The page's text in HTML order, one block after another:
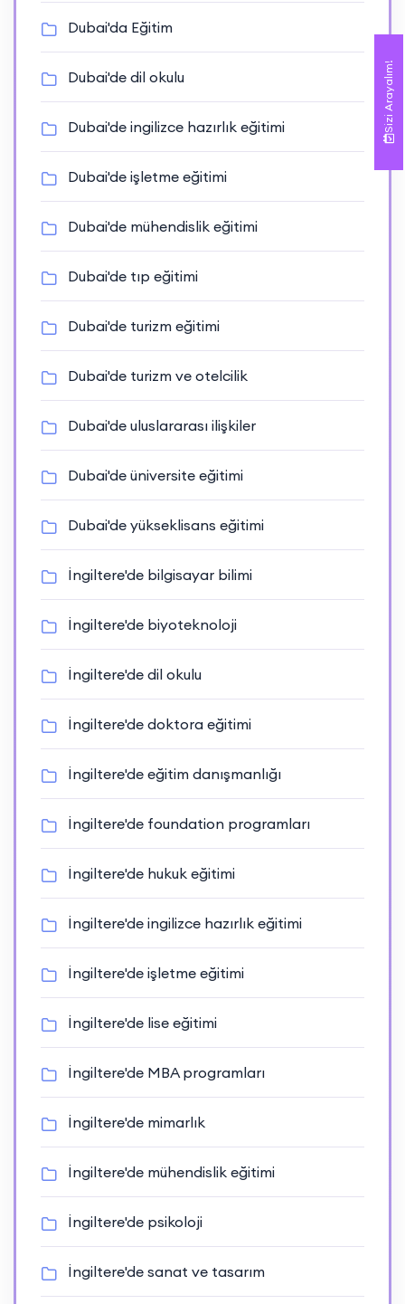
Dubai'da Eğitim
Dubai'de dil okulu
Dubai'de ingilizce hazırlık eğitimi
Dubai'de işletme eğitimi
Dubai'de mühendislik eğitimi
Dubai'de tıp eğitimi
Dubai'de turizm eğitimi
Dubai'de turizm ve otelcilik
Dubai'de uluslararası ilişkiler
Dubai'de üniversite eğitimi
Dubai'de yükseklisans eğitimi
İngiltere'de bilgisayar bilimi
İngiltere'de biyoteknoloji
İngiltere'de dil okulu
İngiltere'de doktora eğitimi
İngiltere'de eğitim danışmanlığı
İngiltere'de foundation programları
İngiltere'de hukuk eğitimi
İngiltere'de ingilizce hazırlık eğitimi
İngiltere'de işletme eğitimi
İngiltere'de lise eğitimi
İngiltere'de MBA programları
İngiltere'de mimarlık
İngiltere'de mühendislik eğitimi
İngiltere'de psikoloji
İngiltere'de sanat ve tasarım
Sizi Arayalım!